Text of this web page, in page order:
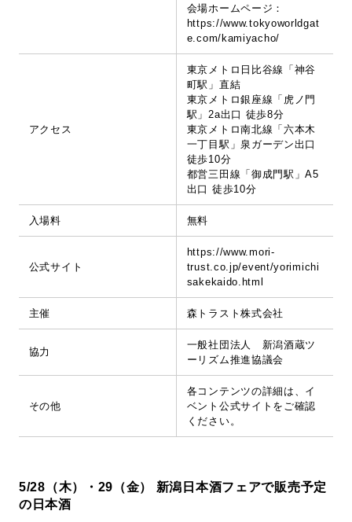
会場ホームページ：
https://www.tokyoworldgat
e.com/kamiyacho/
アクセス
東京メトロ日比谷線「神谷
町駅」直結
東京メトロ銀座線「虎ノ門
駅」2a出口 徒歩8分
東京メトロ南北線「六本木
一丁目駅」泉ガーデン出口
徒歩10分
都営三田線「御成門駅」A5
出口 徒歩10分
入場料 無料
公式サイト
https://www.mori-
trust.co.jp/event/yorimichi
sakekaido.html
主催 森トラスト株式会社
協力
一般社団法人 新潟酒蔵ツ
ーリズム推進協議会
その他
各コンテンツの詳細は、イ
ベント公式サイトをご確認
ください。
5/28（木）・29（金） 新潟日本酒フェアで販売予定
の日本酒